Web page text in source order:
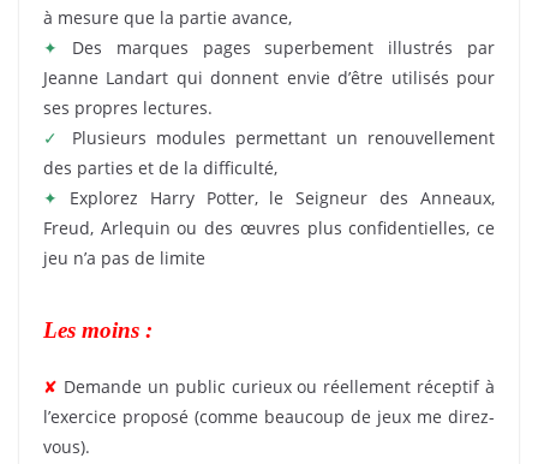
à mesure que la partie avance,
✦ Des marques pages superbement illustrés par
Jeanne Landart qui donnent envie d’être utilisés pour
ses propres lectures.
✓
Plusieurs modules permettant un renouvellement
des parties et de la difficulté,
✦ Explorez Harry Potter, le Seigneur des Anneaux,
Freud, Arlequin ou des œuvres plus confidentielles, ce
jeu n’a pas de limite
Les moins :
✘ Demande un public curieux ou réellement réceptif à
l’exercice proposé (comme beaucoup de jeux me direz-
vous).